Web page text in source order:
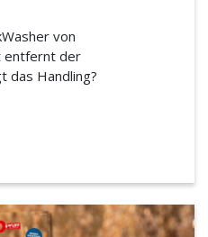
von
entfernt der
das Handling?